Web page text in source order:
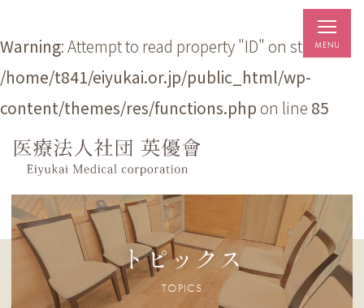
Warning: Attempt to read property "ID" on string in
/home/t841/eiyukai.or.jp/public_html/wp-
content/themes/res/functions.phpon line 85
トピックス
TOPICS